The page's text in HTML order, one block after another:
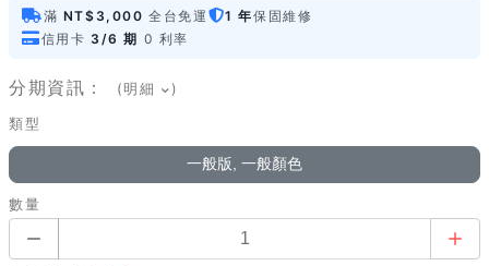
滿 NT$3,000 全台免運 1 年保固維修
信用卡 3/6 期 0 利率
分期資訊： (明細 )
類型
一般版, 一般顏色
數量